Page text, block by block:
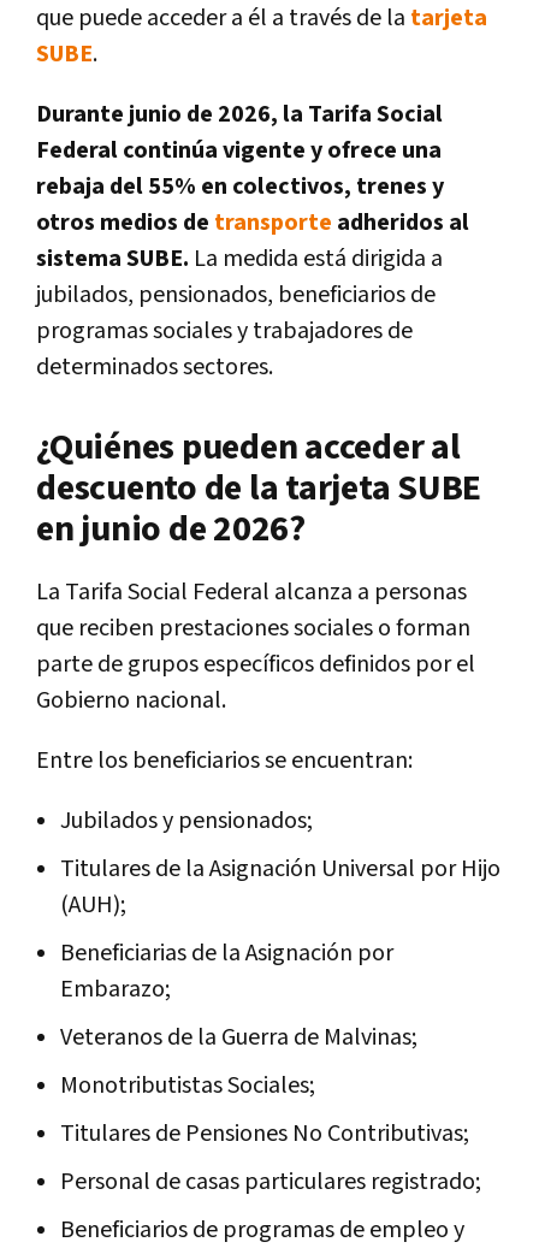
que puede acceder a él a través de la tarjeta
SUBE.
Durante junio de 2026, la Tarifa Social
Federal continúa vigente y ofrece una
rebaja del 55% en colectivos, trenes y
otros medios de transporte adheridos al
sistema SUBE. La medida está dirigida a
jubilados, pensionados, beneficiarios de
programas sociales y trabajadores de
determinados sectores.
¿Quiénes pueden acceder al
descuento de la tarjeta SUBE
en junio de 2026?
La Tarifa Social Federal alcanza a personas
que reciben prestaciones sociales o forman
parte de grupos específicos definidos por el
Gobierno nacional.
Entre los beneficiarios se encuentran:
Jubilados y pensionados;
Titulares de la Asignación Universal por Hijo
(AUH);
Beneficiarias de la Asignación por
Embarazo;
Veteranos de la Guerra de Malvinas;
Monotributistas Sociales;
Titulares de Pensiones No Contributivas;
Personal de casas particulares registrado;
Beneficiarios de programas de empleo y